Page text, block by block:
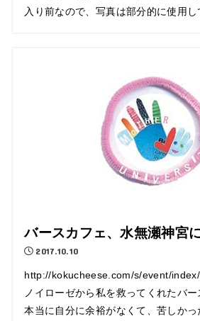
入り前なので、写真は部分的に使用し
バースカフェ、水無瀬神宮
2017.10.10
http://kokucheese.com/s/event/
ノイローゼから私を救ってくれたバ
本当に自分に余裕がなくて、苦しか